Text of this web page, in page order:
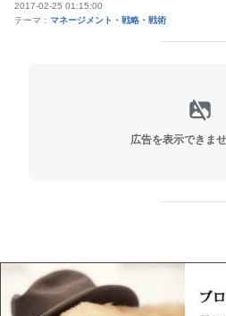
2017-02-25 01:15:00
テーマ： マネージメント・戦略・戦術
広告を表示できま